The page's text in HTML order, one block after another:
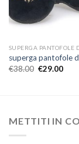
SUPERGA PANTOFOLE
superga pantofole
€38.00 €29.00
METTITI IN